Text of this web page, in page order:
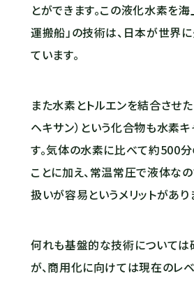
とができます。この液化水素を
運搬船」の技術は、日本が世界
ています。
また水素とトルエンを結合させ
ヘキサン）という化合物も水素
す。気体の水素に比べて約500
ことに加え、常温常圧で液体な
扱いが容易というメリットがあり
何れも基盤的な技術については
が、商用化に向けては現在のレ